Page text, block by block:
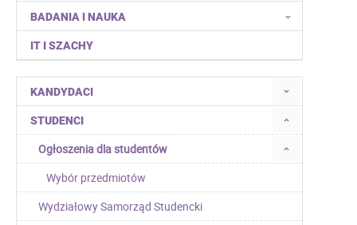
BADANIA I NAUKA
IT I SZACHY
KANDYDACI
STUDENCI
Ogłoszenia dla studentów
Wybór przedmiotów
Wydziałowy Samorząd Studencki